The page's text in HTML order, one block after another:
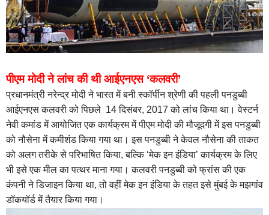
पीएम मोदी ने लांच की थी आईएनएस ‘कलवरी’
प्रधानमंत्री नरेन्द्र मोदी ने भारत में बनी स्कॉर्पीन श्रेणी की पहली पनडुब्बी
आईएनएस कलवरी को पिछले 14 दिसंबर, 2017 को लांच किया था। वेस्टर्न
नेवी कमांड में आयोजित एक कार्यक्रम में पीएम मोदी की मौजूदगी में इस पनडुब्बी
को नौसेना में कमीशंड किया गया था। इस पनडुब्बी ने केवल नौसेना की ताकत
को अलग तरीके से परिभाषित किया, बल्कि ‘मेक इन इंडिया’ कार्यक्रम के लिए
भी इसे एक मील का पत्थर माना गया। कलवरी पनडुब्बी को फ्रांस की एक
कंपनी ने डिजाइन किया था, तो वहीं मेक इन इंडिया के तहत इसे मुंबई के मझगांव
डॉकयॉर्ड में तैयार किया गया।